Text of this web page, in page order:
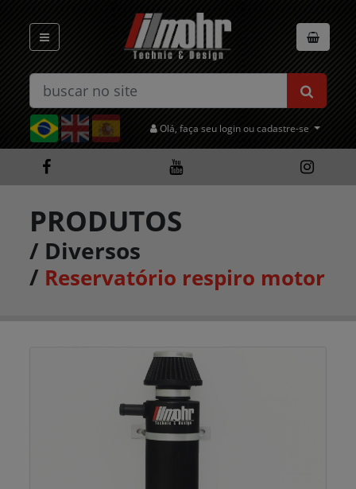
Olá, faça seu login ou cadastre-se
PRODUTOS
/ Diversos
/ Reservatório respiro motor